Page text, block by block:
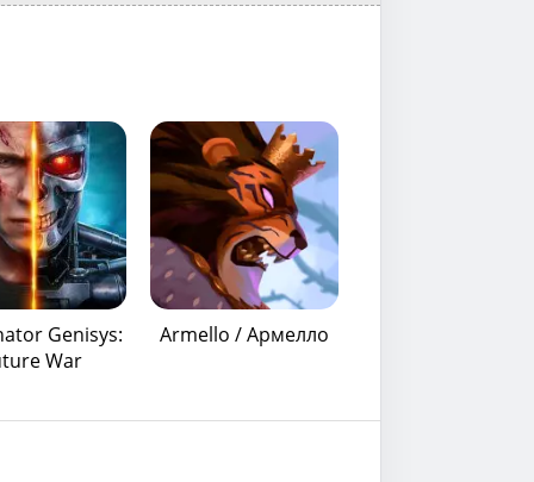
Genisys:
War
Armello / Армелло